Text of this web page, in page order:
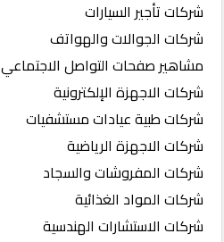
شركات تأجير السيارات
شركات الجوالات والهواتف
مشاهير صفحات التواصل الاجتماعي
شركات الاجهزة الإلكترونية
شركات طبية عيادات مستشفيات
شركات الاجهزة الرياضية
شركات المفروشات والسجاد
شركات المواد الغذائية
شركات الاستشارات الهندسية